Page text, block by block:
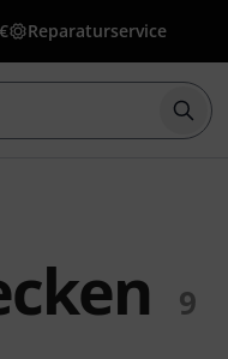
Reparaturservice
9